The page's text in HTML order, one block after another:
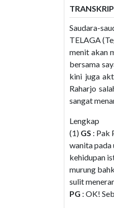
TRANSKRIP
Saudara-
TELAGA
menit akan
bersama
kini juga
Raharjo
sangat
Lengkap
(1) GS : Pak
wanita pada
kehidupan
murung
sulit
PG : OK!